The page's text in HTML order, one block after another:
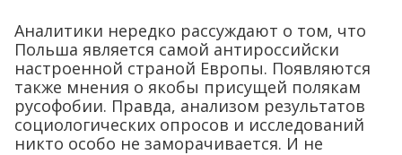
Аналитики нередко рассуждают о том, что
Польша является самой антироссийски
настроенной страной Европы. Появляются
также мнения о якобы присущей полякам
русофобии. Правда, анализом результатов
социологических опросов и исследований
никто особо не заморачивается. И не